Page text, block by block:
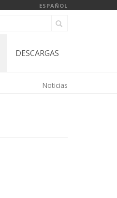
ESPAÑOL
DESCARGAS
Noticias